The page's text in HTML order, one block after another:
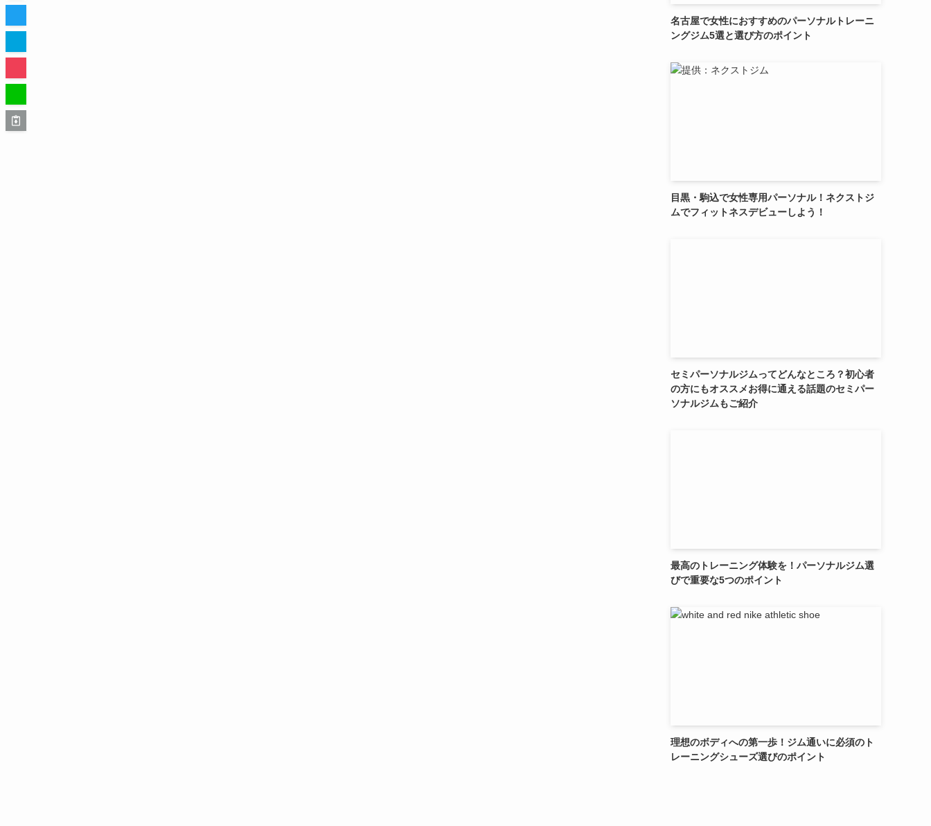
名古屋で女性におすすめのパーソナルトレーニ
ングジム5選と選び方のポイント
目黒・駒込で女性専用パーソナル！ネクストジ
ムでフィットネスデビューしよう！
セミパーソナルジムってどんなところ？初心者
の方にもオススメお得に通える話題のセミパー
ソナルジムもご紹介
最高のトレーニング体験を！パーソナルジム選
びで重要な5つのポイント
理想のボディへの第一歩！ジム通いに必須のト
レーニングシューズ選びのポイント